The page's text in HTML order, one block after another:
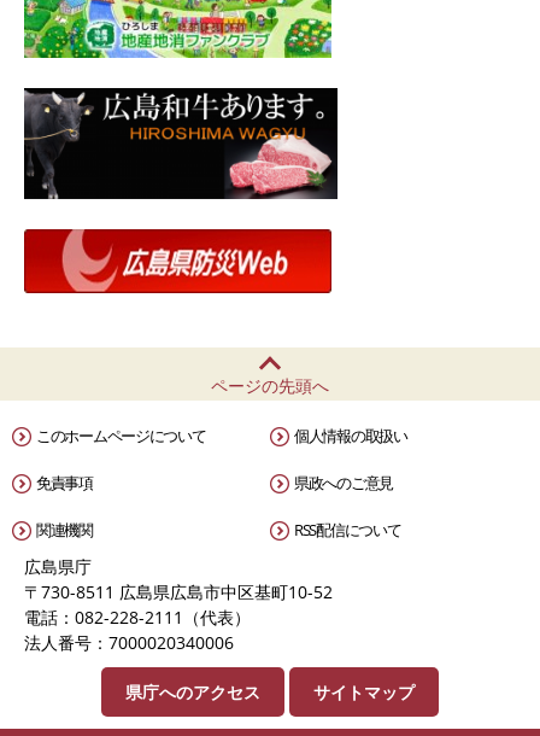
ページの先頭へ
このホームページについて 個人情報の取扱い
免責事項 県政へのご意見
関連機関 RSS配信について
広島県庁
〒730-8511 広島県広島市中区基町10-52
電話：082-228-2111（代表）
法人番号：7000020340006
県庁へのアクセス サイトマップ